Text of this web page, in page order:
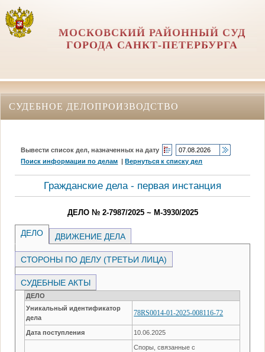
МОСКОВСКИЙ РАЙОННЫЙ СУД
ГОРОДА САНКТ-ПЕТЕРБУРГА
СУДЕБНОЕ ДЕЛОПРОИЗВОДСТВО
Вывести список дел, назначенных на дату
Поиск информации по делам |Вернуться к списку дел
Гражданские дела - первая инстанция
ДЕЛО № 2-7987/2025 ~ М-3930/2025
ДЕЛО ДВИЖЕНИЕ ДЕЛА
СТОРОНЫ ПО ДЕЛУ (ТРЕТЬИ ЛИЦА)
СУДЕБНЫЕ АКТЫ
ДЕЛО
Уникальный идентификатор
дела
78RS0014-01-2025-008116-72
Дата поступления 10.06.2025
Споры, связанные с